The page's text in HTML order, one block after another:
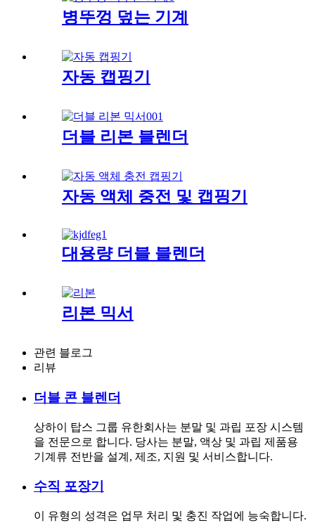
병뚜껑 덮는 기계
자동 캡핑기
더블 리본 블렌더
자동 액체 충전 및 캡핑기
대용량 더블 블렌더
리본 믹서
관련 블로그
리뷰
더블 콘 블렌더
상하이 탑스 그룹 유한회사는 분말 및 과립 포장 시스템
을 전문으로 합니다. 당사는 분말, 액상 및 과립 제품용
기계류 전반을 설계, 제조, 지원 및 서비스합니다.
수직 포장기
이 유형의 성격은 업무 처리 및 충진 작업에 능숙합니다.